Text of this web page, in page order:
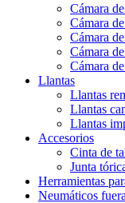
Cámara
Cámara
Cámara
Cámara
Cámara
Llantas
Llantas
Llantas
Llantas
Accesorios
Cinta de
Junta
Herramientas
Neumáticos